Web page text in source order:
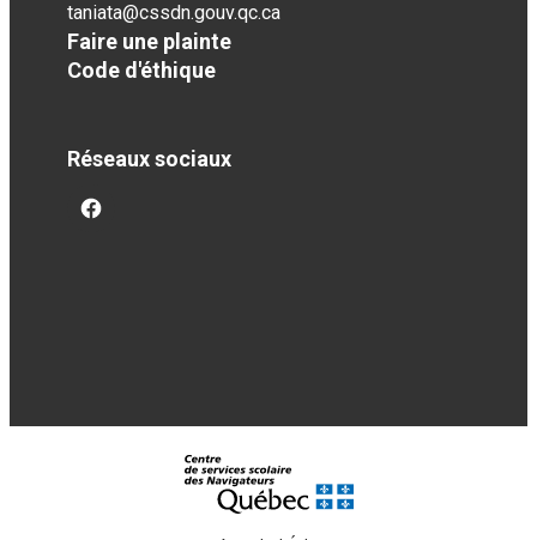
taniata@cssdn.gouv.qc.ca
Faire une plainte
Code d'éthique
Réseaux sociaux
facebook